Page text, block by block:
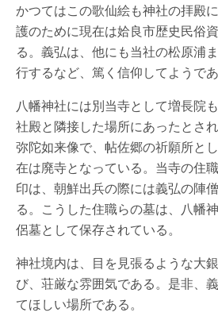
かつてはこの歌仙絵も神社の拝殿
護のために現在は姶良市歴史民俗
る。義弘は、他にも当社の松原浦
行するなど、篤く信仰してようであ
八幡神社には別当寺として増長院
社殿と隣接した場所にあったとさ
弥陀如来像で、帖佐郷の祈願所と
在は廃寺となっている。当寺の住
印は、朝鮮出兵の際には義弘の陣
る。こうした住職らの墓は、八幡
侶墓として保存されている。
神社境内は、目を見張るような大
び、荘厳な雰囲気である。是非、
てほしい場所である。